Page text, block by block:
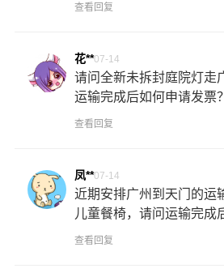
查看回复
花**07-14
请问全新未拆封庭院灯走
运输完成后如何申请发票？
查看回复
凤**07-14
近期安排广州到天门的运
儿童餐椅，请问运输完成
查看回复